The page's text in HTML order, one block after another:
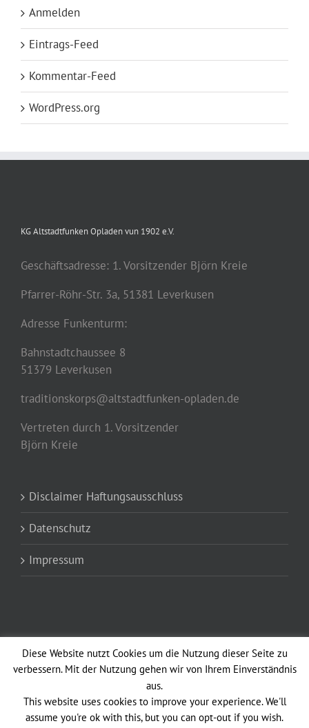
Anmelden
Eintrags-Feed
Kommentar-Feed
WordPress.org
KG Altstadtfunken Opladen vun 1902 e.V.
Geschäftsadresse: 1. Vorsitzender Björn Kreie
Pfarrer-Röhr-Str. 3a, 51381 Leverkusen
Adresse Funkenturm:
Bahnstadtchaussee 8
51379 Leverkusen
traditionskorps@altstadtfunken-opladen.de
Vertreten durch 1. Vorsitzender
Björn Kreie
Disclaimer Haftungsausschluss
Datenschutz
Impressum
Copyright 2012 - 2021 Altstadtfunken Opladen vun 1902 e.V. Avada Theme
| All Rights Reserved | Powered byWordPress| Theme Fusion
Diese Website nutzt Cookies um die Nutzung dieser Seite zu
verbessern. Mit der Nutzung gehen wir von Ihrem Einverständnis
aus.
This website uses cookies to improve your experience. We'll
assume you're ok with this, but you can opt-out if you wish.